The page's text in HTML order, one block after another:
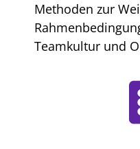
Methoden zur
Teamkultur und